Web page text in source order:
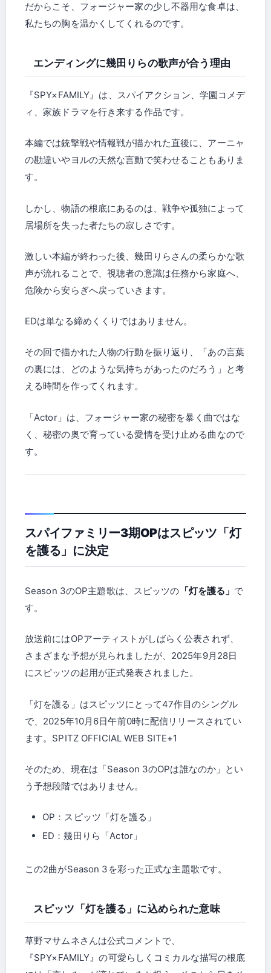
だからこそ、フォージャー家の少し不器用な食卓は、
私たちの胸を温かくしてくれるのです。
エンディングに幾田りらの歌声が合う理由
『SPY×FAMILY』は、スパイアクション、学園コメデ
ィ、家族ドラマを行き来する作品です。
本編では銃撃戦や情報戦が描かれた直後に、アーニャ
の勘違いやヨルの天然な言動で笑わせることもありま
す。
しかし、物語の根底にあるのは、戦争や孤独によって
居場所を失った者たちの寂しさです。
激しい本編が終わった後、幾田りらさんの柔らかな歌
声が流れることで、視聴者の意識は任務から家庭へ、
危険から安らぎへ戻っていきます。
EDは単なる締めくくりではありません。
その回で描かれた人物の行動を振り返り、「あの言葉
の裏には、どのような気持ちがあったのだろう」と考
える時間を作ってくれます。
「Actor」は、フォージャー家の秘密を暴く曲ではな
く、秘密の奥で育っている愛情を受け止める曲なので
す。
スパイファミリー3期OPはスピッツ「灯
を護る」に決定
Season 3のOP主題歌は、スピッツの 「灯を護る」 で
す。
放送前にはOPアーティストがしばらく公表されず、
さまざまな予想が見られましたが、2025年9月28日
にスピッツの起用が正式発表されました。
「灯を護る」はスピッツにとって47作目のシングル
で、2025年10月6日午前0時に配信リリースされてい
ます。SPITZ OFFICIAL WEB SITE+1
そのため、現在は「Season 3のOPは誰なのか」とい
う予想段階ではありません。
OP：スピッツ「灯を護る」
ED：幾田りら「Actor」
この2曲がSeason 3を彩った正式な主題歌です。
スピッツ「灯を護る」に込められた意味
草野マサムネさんは公式コメントで、
『SPY×FAMILY』の可愛らしくコミカルな描写の根底